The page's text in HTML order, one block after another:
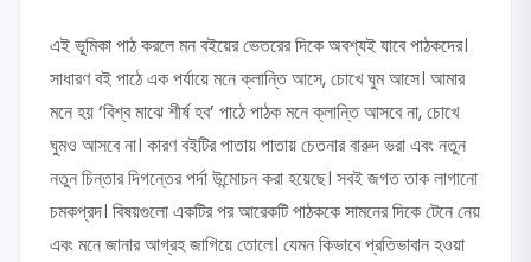
এই ভূমিকা পাঠ করলে মন বইয়ের ভেতরের দিকে অবশ্যই যাবে পাঠকদের।
সাধারণ বই পাঠে এক পর্যায়ে মনে ক্লান্তি আসে, চোখে ঘুম আসে। আমার
মনে হয় ‘বিশ্ব মাঝে শীর্ষ হব’ পাঠে পাঠক মনে ক্লান্তি আসবে না, চোখে
ঘুমও আসবে না। কারণ বইটির পাতায় পাতায় চেতনার বারুদ ভরা এবং নতুন
নতুন চিন্তার দিগন্তের পর্দা উন্মোচন করা হয়েছে। সবই জগত তাক লাগানো
চমকপ্রদ। বিষয়গুলো একটির পর আরেকটি পাঠককে সামনের দিকে টেনে নেয়
এবং মনে জানার আগ্রহ জাগিয়ে তোলে। যেমন কিভাবে প্রতিভাবান হওয়া